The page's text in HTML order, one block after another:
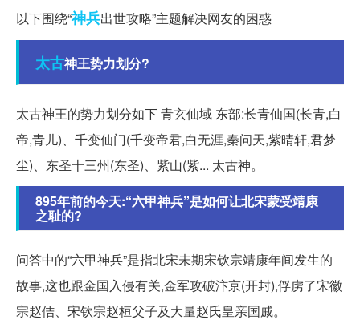
以下围绕“神兵出世攻略”主题解决网友的困惑
太古神王势力划分?
太古神王的势力划分如下 青玄仙域 东部:长青仙国(长青,白
帝,青儿)、千变仙门(千变帝君,白无涯,秦问天,紫晴轩,君梦
尘)、东圣十三州(东圣)、紫山(紫... 太古神。
895年前的今天:“六甲神兵”是如何让北宋蒙受靖康
之耻的?
问答中的“六甲神兵”是指北宋未期宋钦宗靖康年间发生的
故事,这也跟金国入侵有关,金军攻破汴京(开封),俘虏了宋徽
宗赵佶、宋钦宗赵桓父子及大量赵氏皇亲国戚。